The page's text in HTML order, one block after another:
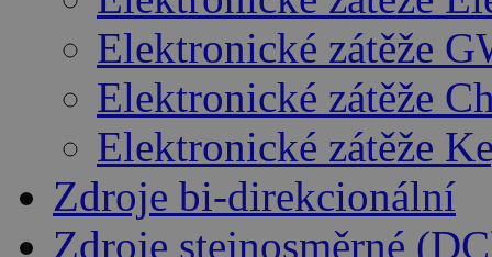
Elektronické zátěže
Elektronické zátěže
Elektronické zátěže
Zdroje bi-direkcionální
Zdroje stejnosměrné